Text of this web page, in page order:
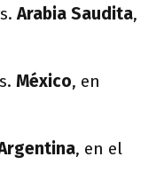
Arabia Saudita,
México, en
, en el